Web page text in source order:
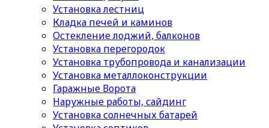
Установка лестниц
Кладка печей и каминов
Остекление лоджий, балконов
Установка перегородок
Установка трубопровода и канализации
Установка металлоконструкции
Гаражные Ворота
Наружные работы, сайдинг
Установка солнечных батарей